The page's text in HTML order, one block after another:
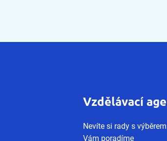
Vzdělávací
Nevíte si rady s
Vám poradíme